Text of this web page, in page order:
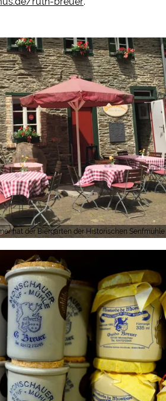
hat der Biergarten der Historischen